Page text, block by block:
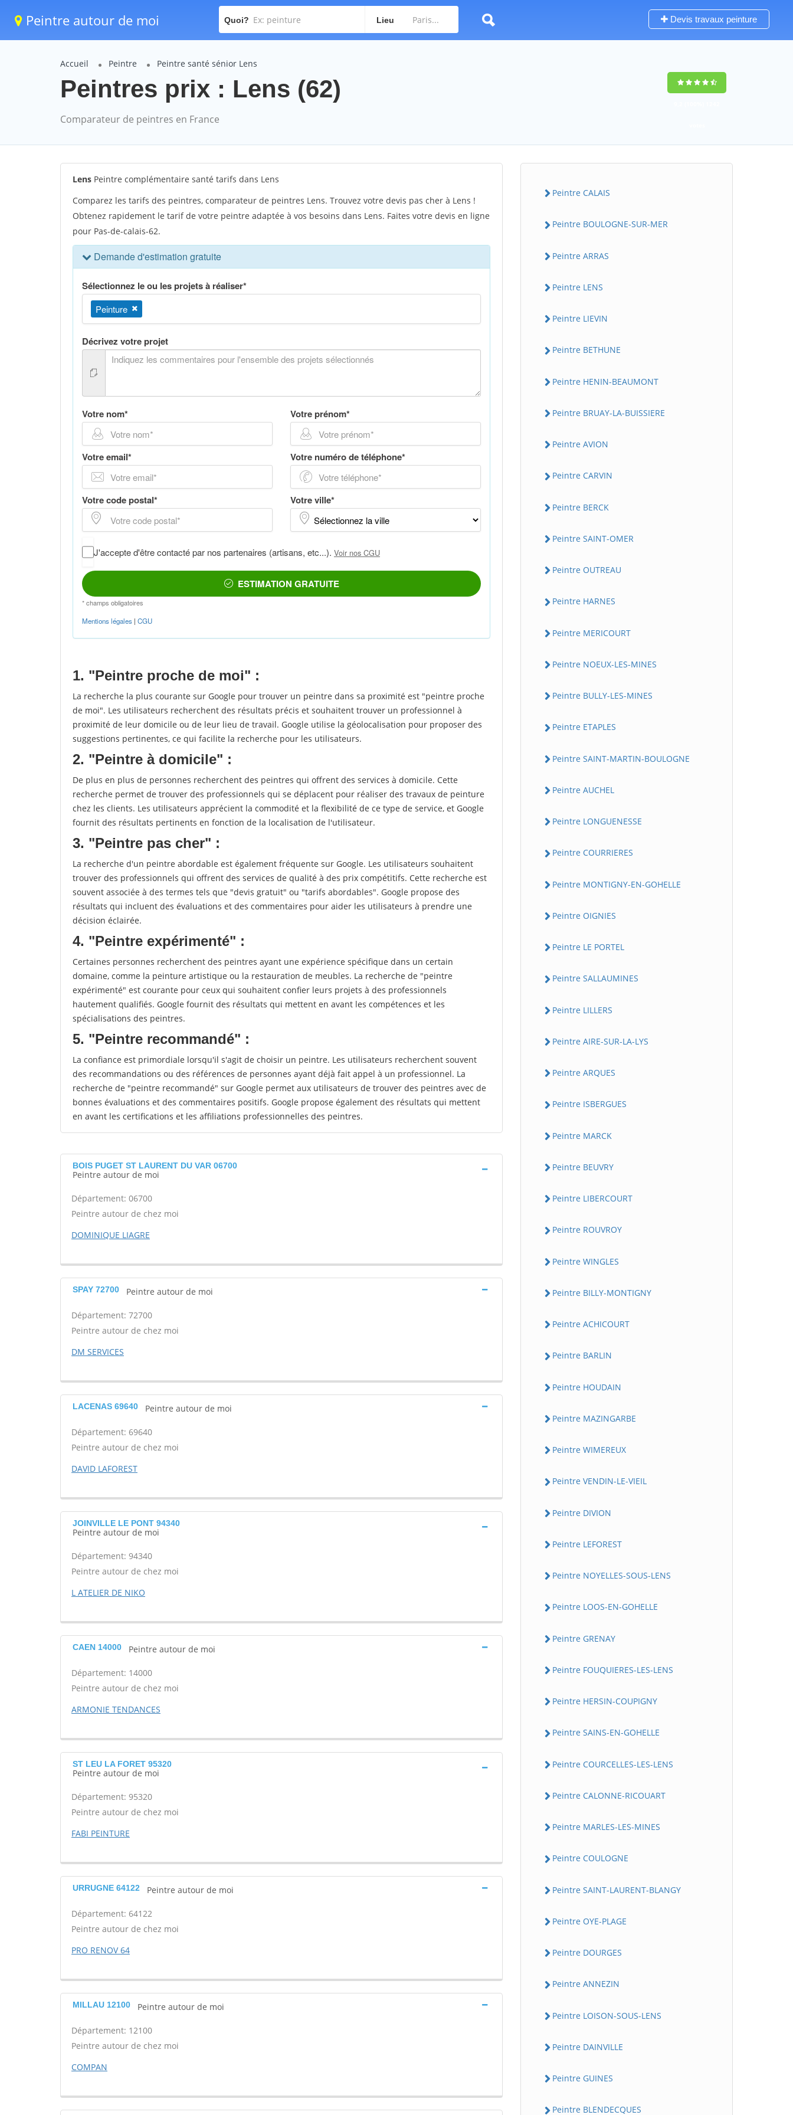
Peintre autour de moi Quoi? Lieu Devis travaux peinture
Accueil Peintre Peintre santé sénior Lens
Peintres prix : Lens (62)
Comparateur de peintres en France
Lens Peintre complémentaire santé tarifs dans Lens
Comparez les tarifs des peintres, comparateur de peintres Lens. Trouvez votre devis pas cher à Lens !
Obtenez rapidement le tarif de votre peintre adaptée à vos besoins dans Lens. Faites votre devis en ligne
pour Pas-de-calais-62.
1. "Peintre proche de moi" :
La recherche la plus courante sur Google pour trouver un peintre dans sa proximité est "peintre proche
de moi". Les utilisateurs recherchent des résultats précis et souhaitent trouver un professionnel à
proximité de leur domicile ou de leur lieu de travail. Google utilise la géolocalisation pour proposer des
suggestions pertinentes, ce qui facilite la recherche pour les utilisateurs.
2. "Peintre à domicile" :
De plus en plus de personnes recherchent des peintres qui offrent des services à domicile. Cette
recherche permet de trouver des professionnels qui se déplacent pour réaliser des travaux de peinture
chez les clients. Les utilisateurs apprécient la commodité et la flexibilité de ce type de service, et Google
fournit des résultats pertinents en fonction de la localisation de l'utilisateur.
3. "Peintre pas cher" :
La recherche d'un peintre abordable est également fréquente sur Google. Les utilisateurs souhaitent
trouver des professionnels qui offrent des services de qualité à des prix compétitifs. Cette recherche est
souvent associée à des termes tels que "devis gratuit" ou "tarifs abordables". Google propose des
résultats qui incluent des évaluations et des commentaires pour aider les utilisateurs à prendre une
décision éclairée.
4. "Peintre expérimenté" :
Certaines personnes recherchent des peintres ayant une expérience spécifique dans un certain
domaine, comme la peinture artistique ou la restauration de meubles. La recherche de "peintre
expérimenté" est courante pour ceux qui souhaitent confier leurs projets à des professionnels
hautement qualifiés. Google fournit des résultats qui mettent en avant les compétences et les
spécialisations des peintres.
5. "Peintre recommandé" :
La confiance est primordiale lorsqu'il s'agit de choisir un peintre. Les utilisateurs recherchent souvent
des recommandations ou des références de personnes ayant déjà fait appel à un professionnel. La
recherche de "peintre recommandé" sur Google permet aux utilisateurs de trouver des peintres avec de
bonnes évaluations et des commentaires positifs. Google propose également des résultats qui mettent
en avant les certifications et les affiliations professionnelles des peintres.
BOIS PUGET ST LAURENT DU VAR 06700
Peintre autour de moi
Département: 06700
Peintre autour de chez moi
DOMINIQUE LIAGRE
SPAY 72700 Peintre autour de moi
Département: 72700
Peintre autour de chez moi
DM SERVICES
LACENAS 69640 Peintre autour de moi
Département: 69640
Peintre autour de chez moi
DAVID LAFOREST
JOINVILLE LE PONT 94340
Peintre autour de moi
Département: 94340
Peintre autour de chez moi
L ATELIER DE NIKO
CAEN 14000 Peintre autour de moi
Département: 14000
Peintre autour de chez moi
ARMONIE TENDANCES
ST LEU LA FORET 95320
Peintre autour de moi
Département: 95320
Peintre autour de chez moi
FABI PEINTURE
URRUGNE 64122 Peintre autour de moi
Département: 64122
Peintre autour de chez moi
PRO RENOV 64
MILLAU 12100 Peintre autour de moi
Département: 12100
Peintre autour de chez moi
COMPAN
Peintre CALAIS
Peintre BOULOGNE-SUR-MER
Peintre ARRAS
Peintre LENS
Peintre LIEVIN
Peintre BETHUNE
Peintre HENIN-BEAUMONT
Peintre BRUAY-LA-BUISSIERE
Peintre AVION
Peintre CARVIN
Peintre BERCK
Peintre SAINT-OMER
Peintre OUTREAU
Peintre HARNES
Peintre MERICOURT
Peintre NOEUX-LES-MINES
Peintre BULLY-LES-MINES
Peintre ETAPLES
Peintre SAINT-MARTIN-BOULOGNE
Peintre AUCHEL
Peintre LONGUENESSE
Peintre COURRIERES
Peintre MONTIGNY-EN-GOHELLE
Peintre OIGNIES
Peintre LE PORTEL
Peintre SALLAUMINES
Peintre LILLERS
Peintre AIRE-SUR-LA-LYS
Peintre ARQUES
Peintre ISBERGUES
Peintre MARCK
Peintre BEUVRY
Peintre LIBERCOURT
Peintre ROUVROY
Peintre WINGLES
Peintre BILLY-MONTIGNY
Peintre ACHICOURT
Peintre BARLIN
Peintre HOUDAIN
Peintre MAZINGARBE
Peintre WIMEREUX
Peintre VENDIN-LE-VIEIL
Peintre DIVION
Peintre LEFOREST
Peintre NOYELLES-SOUS-LENS
Peintre LOOS-EN-GOHELLE
Peintre GRENAY
Peintre FOUQUIERES-LES-LENS
Peintre HERSIN-COUPIGNY
Peintre SAINS-EN-GOHELLE
Peintre COURCELLES-LES-LENS
Peintre CALONNE-RICOUART
Peintre MARLES-LES-MINES
Peintre COULOGNE
Peintre SAINT-LAURENT-BLANGY
Peintre OYE-PLAGE
Peintre DOURGES
Peintre ANNEZIN
Peintre LOISON-SOUS-LENS
Peintre DAINVILLE
Peintre GUINES
Peintre BLENDECQUES